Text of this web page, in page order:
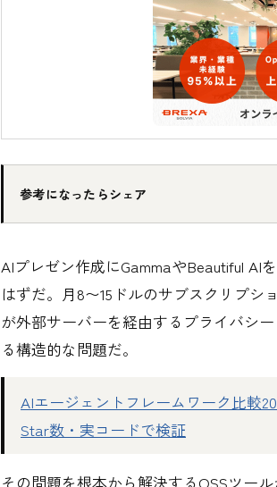
参考になったらシェア
AIプレゼン作成にGammaやBeautiful AI
はずだ。月8〜15ドルのサブスクリプ
が外部サーバーを経由するプライバシ
る構造的な問題だ。
AIエージェントフレームワーク比較
Star数・実コードで検証
その問題を根本から解決するOSSツー